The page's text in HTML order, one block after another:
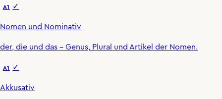
A1 ✓
Nomen und Nominativ
der, die und das – Genus, Plural und Artikel der Nomen.
A1 ✓
Akkusativ